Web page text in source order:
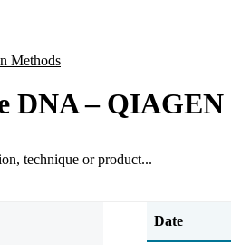
Methods
DNA –
Date